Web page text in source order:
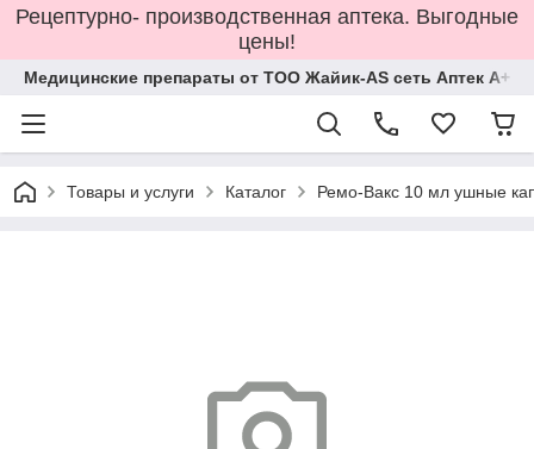
Рецептурно- производственная аптека. Выгодные
цены!
Медицинские препараты от ТОО Жайик-AS сеть Аптек А+
Товары и услуги Каталог Ремо-Вакс 10 мл ушные